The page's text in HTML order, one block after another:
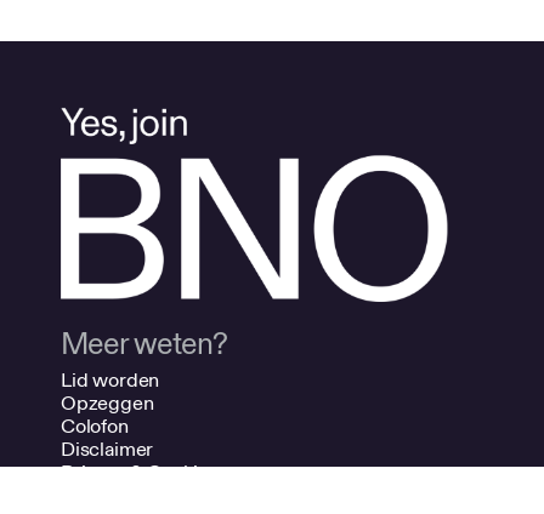
Meer weten?
Lid worden
Opzeggen
Colofon
Disclaimer
Privacy & Cookies